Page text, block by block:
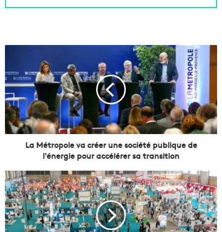
M
é
t
r
o
p
o
a
c
r
é
e
r
La Métropole va créer une société publique de
l'énergie pour accélérer sa transition
N
i
c
e
d
é